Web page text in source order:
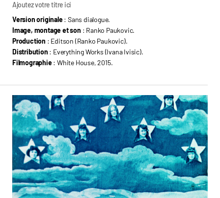
Ajoutez votre titre ici
Version originale: Sans dialogue.
Image, montage et son : Ranko Paukovic.
Production : Editson (Ranko Paukovic).
Distribution : Everything Works (Ivana Ivisic).
Filmographie: White House, 2015.